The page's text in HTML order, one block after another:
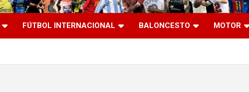
FÚTBOL INTERNACIONAL BALONCESTO MOTOR